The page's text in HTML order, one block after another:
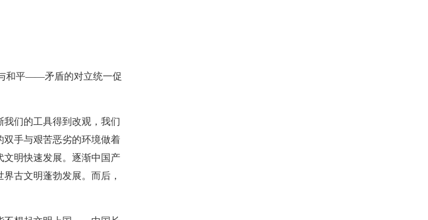
和平——矛盾的对立统一促
们的工具得到改观，我们
双手与艰苦恶劣的环境做着
明快速发展。逐渐中国产
古文明蓬勃发展。而后，